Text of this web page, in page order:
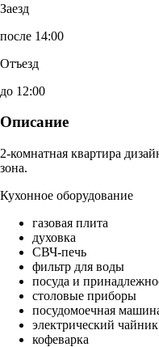
Заезд
после 14:00
Отъезд
до 12:00
Описание
2-комнатная квартира
зона.
Кухонное оборудование
газовая плита
духовка
СВЧ-печь
фильтр для воды
посуда и
столовые приборы
посудомоечная
электрический чайник
кофеварка